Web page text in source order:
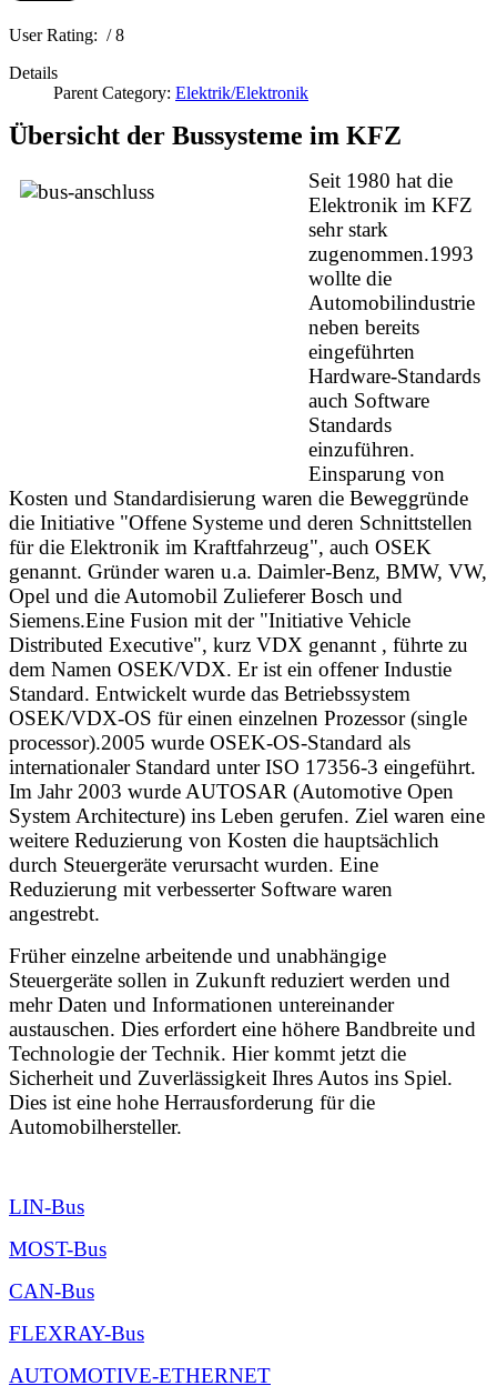
User Rating: / 8
Details
Parent Category: Elektrik/Elektronik
Übersicht der Bussysteme im KFZ
Seit 1980 hat die
Elektronik im KFZ
sehr stark
zugenommen.1993
wollte die
Automobilindustrie
neben bereits
eingeführten
Hardware-Standards
auch Software
Standards
einzuführen.
Einsparung von
Kosten und Standardisierung waren die Beweggründe
die Initiative "Offene Systeme und deren Schnittstellen
für die Elektronik im Kraftfahrzeug", auch OSEK
genannt. Gründer waren u.a. Daimler-Benz, BMW, VW,
Opel und die Automobil Zulieferer Bosch und
Siemens.Eine Fusion mit der "Initiative Vehicle
Distributed Executive", kurz VDX genannt , führte zu
dem Namen OSEK/VDX. Er ist ein offener Industie
Standard. Entwickelt wurde das Betriebssystem
OSEK/VDX-OS für einen einzelnen Prozessor (single
processor).2005 wurde OSEK-OS-Standard als
internationaler Standard unter ISO 17356-3 eingeführt.
Im Jahr 2003 wurde AUTOSAR (Automotive Open
System Architecture) ins Leben gerufen. Ziel waren eine
weitere Reduzierung von Kosten die hauptsächlich
durch Steuergeräte verursacht wurden. Eine
Reduzierung mit verbesserter Software waren
angestrebt.
Früher einzelne arbeitende und unabhängige
Steuergeräte sollen in Zukunft reduziert werden und
mehr Daten und Informationen untereinander
austauschen. Dies erfordert eine höhere Bandbreite und
Technologie der Technik. Hier kommt jetzt die
Sicherheit und Zuverlässigkeit Ihres Autos ins Spiel.
Dies ist eine hohe Herrausforderung für die
Automobilhersteller.
LIN-Bus
MOST-Bus
CAN-Bus
FLEXRAY-Bus
AUTOMOTIVE-ETHERNET